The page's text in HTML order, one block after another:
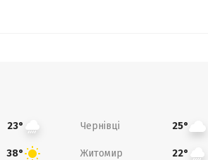
23° Чернівці 25°
38° Житомир 22°